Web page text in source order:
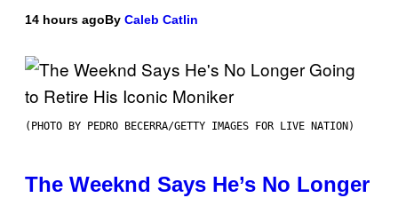
14 hours agoBy Caleb Catlin
(PHOTO BY PEDRO BECERRA/GETTY IMAGES FOR LIVE NATION)
The Weeknd Says He’s No Longer